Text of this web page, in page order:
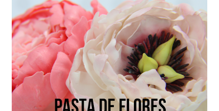
de vainilla al gusto. Colorantes en gel para repostería, si se
desea dar color. PREPARACIÓN: Cernir o tamizar el azúcar
glass. Colocar en un bowl o tazón la manteca blanca. Batir a
velocidad media e ir poniendo el azúcar poco a poco hasta
que este firme y esponjoso. Agregar un chorrito de esencia
de vainilla o al gusto. Finalmente agregar el color deseado.
TIPS : Si deseas que el buttercream vegetal sea más duro
porque el clima está muy c...